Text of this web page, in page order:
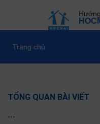
Trang chủ
TỔNG QUAN BÀI VIẾT
...